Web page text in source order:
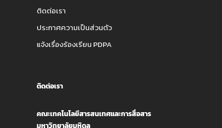
ติดต่อเรา
ประกาศความเป็นส่วนตัว
แจ้งเรื่องร้องเรียน PDPA
ติดต่อเรา
คณะเทคโนโลยีสารสนเทศและการสื่อสาร
มหาวิทยาลัยมหิดล